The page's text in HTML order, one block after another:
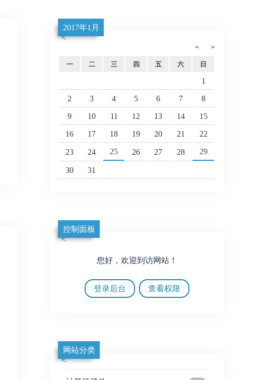
«
2017年1月
»
一 二 三 四 五 六 日
1
2 3 4 5 6 7 8
9 10 11 12 13 14 15
16 17 18 19 20 21 22
23 24 25 26 27 28 29
30 31
控制面板
您好，欢迎到访网站！
登录后台 查看权限
网站分类